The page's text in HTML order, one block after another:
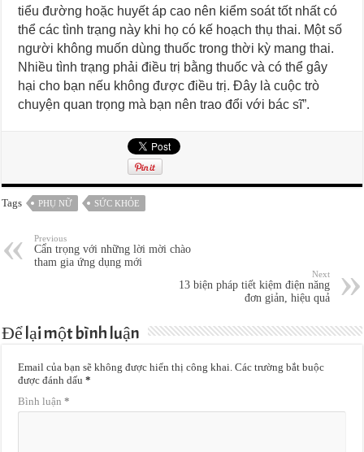
tiểu đường hoặc huyết áp cao nên kiểm soát tốt nhất có
thể các tình trạng này khi họ có kế hoạch thụ thai. Một số
người không muốn dùng thuốc trong thời kỳ mang thai.
Nhiều tình trạng phải điều trị bằng thuốc và có thể gây
hại cho bạn nếu không được điều trị. Đây là cuộc trò
chuyện quan trọng mà bạn nên trao đổi với bác sĩ”.
Tags PHỤ NỮ SỨC KHỎE
Previous
Cẩn trọng với những lời mời chào
tham gia ứng dụng mới
Next
13 biện pháp tiết kiệm điện năng
đơn giản, hiệu quả
Để lại một bình luận
Email của bạn sẽ không được hiển thị công khai. Các trường bắt buộc
được đánh dấu*
Bình luận*